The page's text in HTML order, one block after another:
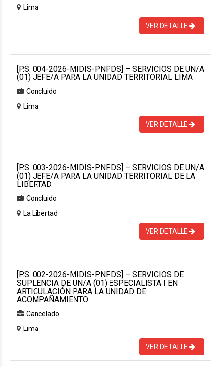
Lima
VER DETALLE
[P.S. 004-2026-MIDIS-PNPDS] – SERVICIOS DE UN/A
(01) JEFE/A PARA LA UNIDAD TERRITORIAL LIMA
Concluido
Lima
VER DETALLE
[P.S. 003-2026-MIDIS-PNPDS] – SERVICIOS DE UN/A
(01) JEFE/A PARA LA UNIDAD TERRITORIAL DE LA
LIBERTAD
Concluido
La Libertad
VER DETALLE
[P.S. 002-2026-MIDIS-PNPDS] – SERVICIOS DE
SUPLENCIA DE UN/A (01) ESPECIALISTA I EN
ARTICULACIÓN PARA LA UNIDAD DE
ACOMPAÑAMIENTO
Cancelado
Lima
VER DETALLE